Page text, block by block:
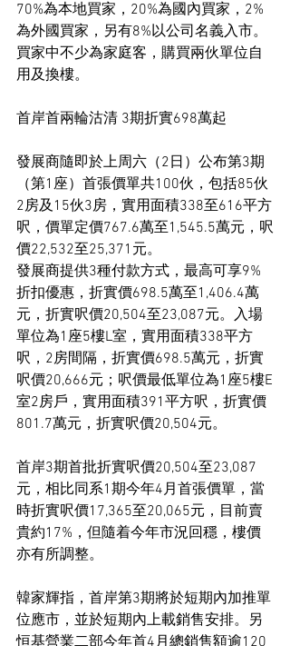
70%為本地買家，20%為國內買家，2%
為外國買家，另有8%以公司名義入市。
買家中不少為家庭客，購買兩伙單位自
用及換樓。
首岸首兩輪沽清 3期折實698萬起
發展商隨即於上周六（2日）公布第3期
（第1座）首張價單共100伙，包括85伙
2房及15伙3房，實用面積338至616平方
呎，價單定價767.6萬至1,545.5萬元，呎
價22,532至25,371元。
發展商提供3種付款方式，最高可享9%
折扣優惠，折實價698.5萬至1,406.4萬
元，折實呎價20,504至23,087元。入場
單位為1座5樓L室，實用面積338平方
呎，2房間隔，折實價698.5萬元，折實
呎價20,666元；呎價最低單位為1座5樓E
室2房戶，實用面積391平方呎，折實價
801.7萬元，折實呎價20,504元。
首岸3期首批折實呎價20,504至23,087
元，相比同系1期今年4月首張價單，當
時折實呎價17,365至20,065元，目前賣
貴約17%，但隨着今年市況回穩，樓價
亦有所調整。
韓家輝指，首岸第3期將於短期內加推單
位應市，並於短期內上載銷售安排。另
恒基營業二部今年首4月總銷售額逾120